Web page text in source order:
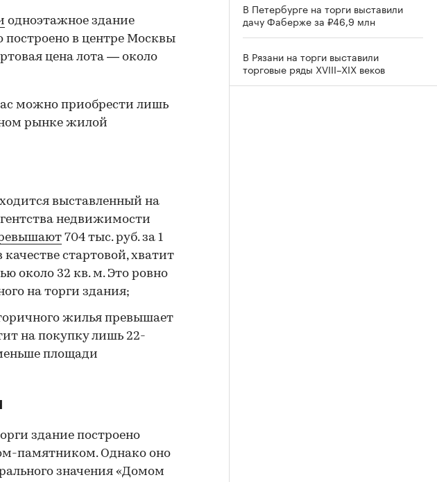
одноэтажное здание
построено в центре Москвы
цена лота — около
можно приобрести лишь
рынке жилой
выставленный на
недвижимости
704 тыс. руб. за 1
стартовой, хватит
около 32 кв. м. Это ровно
на торги здания;
жилья превышает
на покупку лишь 22-
площади
здание построено
памятником. Однако оно
значения «Домом
В Петербурге на торги выставили
дачу Фаберже за ₽46,9 млн
В Рязани на торги выставили
торговые ряды XVIII–XIX веков